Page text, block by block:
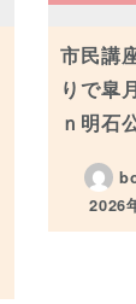
市民講
りで皐
ｎ明石
投稿日
2026